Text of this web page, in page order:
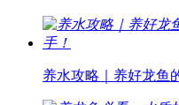
养水攻略｜养好龙鱼